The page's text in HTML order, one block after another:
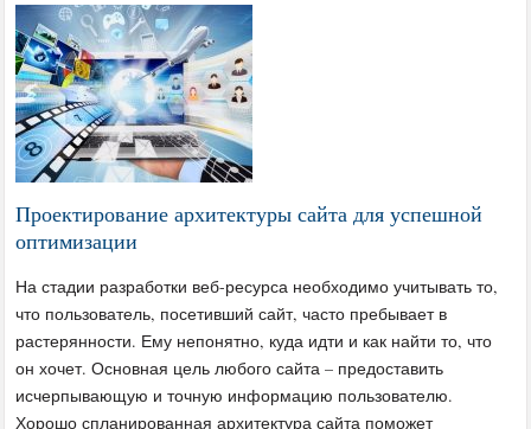
Проектирование архитектуры сайта для успешной
оптимизации
На стадии разработки веб-ресурса необходимо учитывать то,
что пользователь, посетивший сайт, часто пребывает в
растерянности. Ему непонятно, куда идти и как найти то, что
он хочет. Основная цель любого сайта – предоставить
исчерпывающую и точную информацию пользователю.
Хорошо спланированная архитектура сайта поможет